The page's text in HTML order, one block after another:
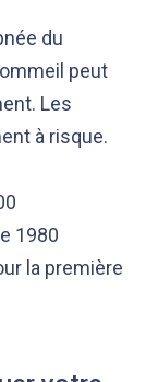
du
peut
Les
à risque.
1980
la première